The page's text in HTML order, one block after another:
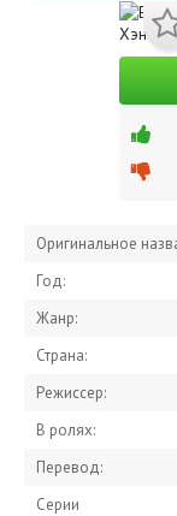
Оригинальное
Год:
Жанр:
Страна:
Режиссер:
В ролях:
Перевод:
Серии